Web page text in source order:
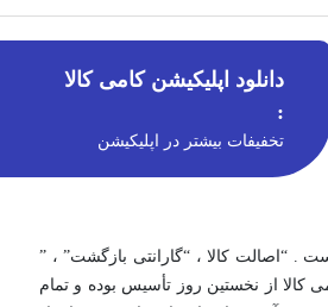
دانلود اپلیکیشن کامی کالا
:
تخفیفات بیشتر در اپلیکیشن
. “اصالت کالا ، “گارانتی بازگشت” ، ”
از نخستین روز تأسیس بوده و تمام